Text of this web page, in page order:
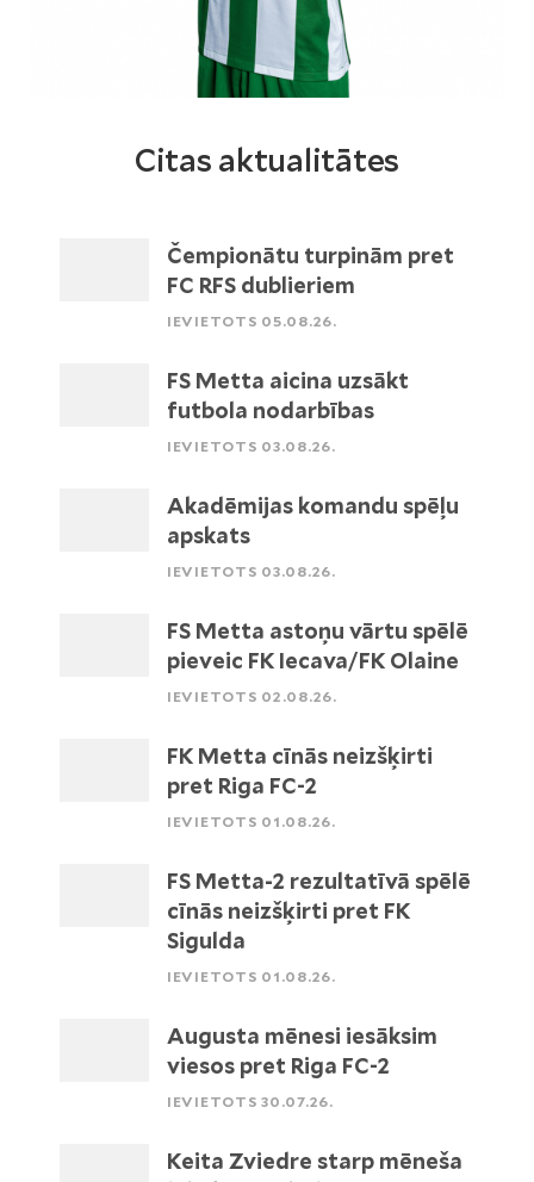
Citas aktualitātes
Čempionātu turpinām pret
FC RFS dublieriem
IEVIETOTS 05.08.26.
FS Metta aicina uzsākt
futbola nodarbības
IEVIETOTS 03.08.26.
Akadēmijas komandu spēļu
apskats
IEVIETOTS 03.08.26.
FS Metta astoņu vārtu spēlē
pieveic FK Iecava/FK Olaine
IEVIETOTS 02.08.26.
FK Metta cīnās neizšķirti
pret Riga FC-2
IEVIETOTS 01.08.26.
FS Metta-2 rezultatīvā spēlē
cīnās neizšķirti pret FK
Sigulda
IEVIETOTS 01.08.26.
Augusta mēnesi iesāksim
viesos pret Riga FC-2
IEVIETOTS 30.07.26.
Keita Zviedre starp mēneša